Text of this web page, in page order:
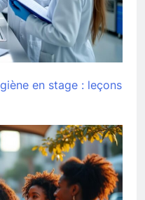
en stage : leçons